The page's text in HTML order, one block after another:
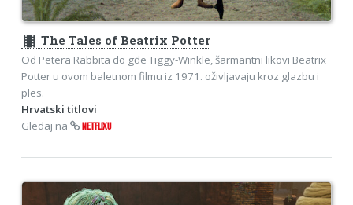
theaters The Tales of Beatrix Potter
Od Petera Rabbita do gđe Tiggy-Winkle, šarmantni likovi Beatrix
Potter u ovom baletnom filmu iz 1971. oživljavaju kroz glazbu i
ples.
Hrvatski titlovi
Gledaj na
NETFLIXU